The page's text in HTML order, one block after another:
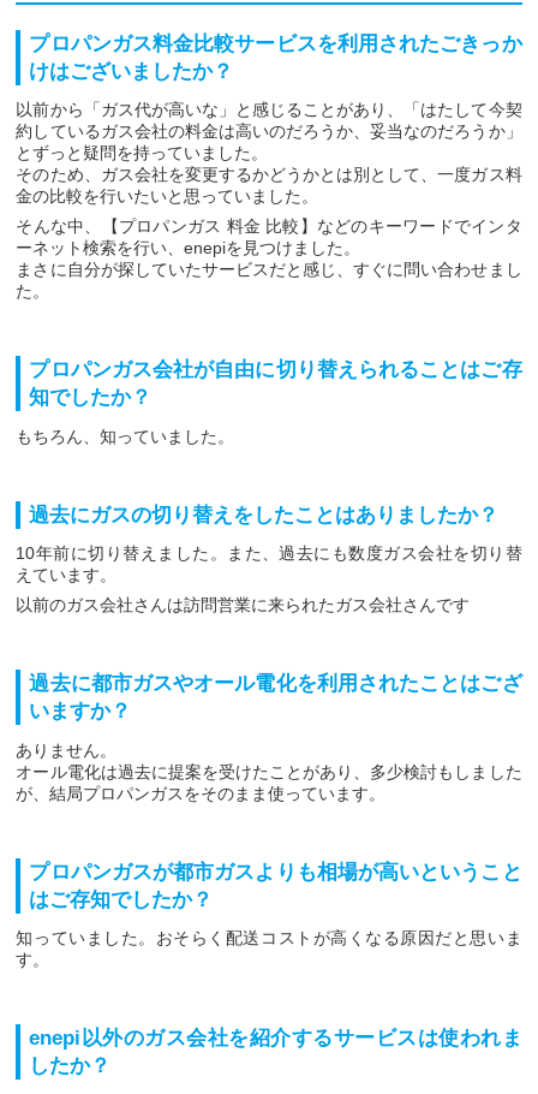
プロパンガス料金比較サービスを利用されたごきっか
けはございましたか？
以前から「ガス代が高いな」と感じることがあり、「はたして今契
約しているガス会社の料金は高いのだろうか、妥当なのだろうか」
とずっと疑問を持っていました。
そのため、ガス会社を変更するかどうかとは別として、一度ガス料
金の比較を行いたいと思っていました。
そんな中、【プロパンガス 料金 比較】などのキーワードでインタ
ーネット検索を行い、enepiを見つけました。
まさに自分が探していたサービスだと感じ、すぐに問い合わせまし
た。
プロパンガス会社が自由に切り替えられることはご存
知でしたか？
もちろん、知っていました。
過去にガスの切り替えをしたことはありましたか？
10年前に切り替えました。また、過去にも数度ガス会社を切り替
えています。
以前のガス会社さんは訪問営業に来られたガス会社さんです
過去に都市ガスやオール電化を利用されたことはござ
いますか？
ありません。
オール電化は過去に提案を受けたことがあり、多少検討もしました
が、結局プロパンガスをそのまま使っています。
プロパンガスが都市ガスよりも相場が高いということ
はご存知でしたか？
知っていました。おそらく配送コストが高くなる原因だと思いま
す。
enepi以外のガス会社を紹介するサービスは使われま
したか？